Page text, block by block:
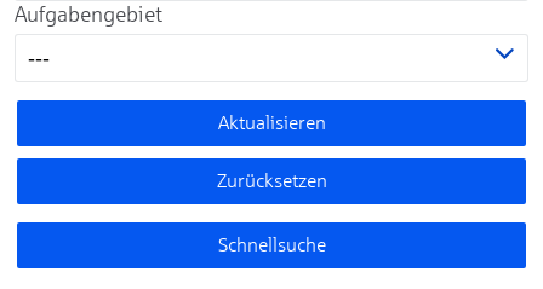
Aufgabengebiet
---
Aktualisieren
Zurücksetzen
Schnellsuche